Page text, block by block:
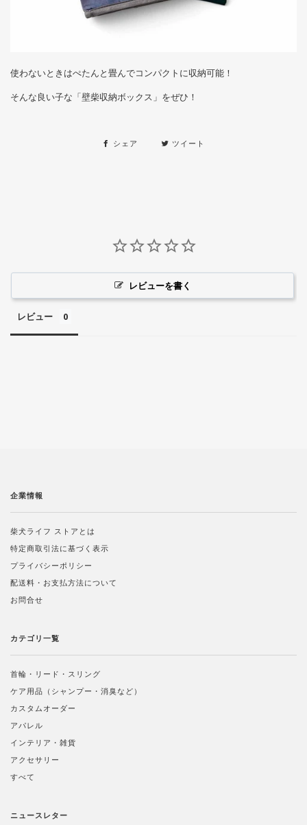
使わないときはぺたんと畳んでコンパクトに収納可能！
そんな良い子な「壁柴収納ボックス」をぜひ！
シェア ツイート
レビューを書く
レビュー
企業情報
柴犬ライフ ストアとは
特定商取引法に基づく表示
プライバシーポリシー
配送料・お支払方法について
お問合せ
カテゴリ一覧
首輪・リード・スリング
ケア用品（シャンプー・消臭など）
カスタムオーダー
アパレル
インテリア・雑貨
アクセサリー
すべて
ニュースレター